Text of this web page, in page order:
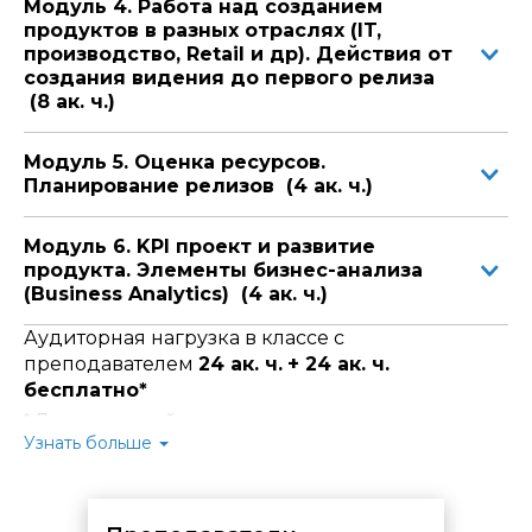
Убедительной аргументации — находите
сильные доводы в пользу ценности продукта и
отрабатываете реальные возражения (от «Это
никому не нужно» до «Где монетизация?»).
Питч-подачи — отрабатываете презентацию
продукта так, чтобы за 3 минуты зацепить даже
скептически настроенных стейкхолдеров.
Готовы перейти на новый уровень в продуктовой
карьере? Начните с обучения, которое дает
Модуль 4. Работа над созданием
продуктов в разных отраслях (IT,
производство, Retail и др). Действия от
создания видения до первого релиза
(8 ак. ч.)
Модуль 5. Оценка ресурсов.
Планирование релизов (4 ак. ч.)
Модуль 6. KPI проект и развитие
продукта. Элементы бизнес-анализа
(Business Analytics) (4 ак. ч.)
Аудиторная нагрузка в классе с
преподавателем 24 ак. ч. + 24 ак. ч.
бесплатно*
* Для слушателей курса предусмотрено
самостоятельной практической отработки и
Узнать больше